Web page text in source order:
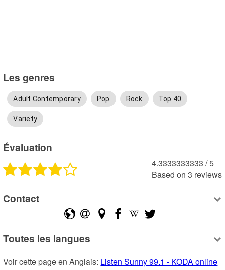
Les genres
Adult Contemporary Pop Rock Top 40
Variety
Évaluation
4.3333333333 /5
Based on 3 reviews
Contact
Toutes les langues
Voir cette page en Anglais: Listen Sunny 99.1 - KODA online